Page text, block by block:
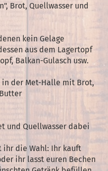
Brot, Quellwasser und
kein Gelage
aus dem Lagertopf
Balkan-Gulasch usw.
in der Met-Halle mit Brot,
und Quellwasser dabei
ihr die Wahl: Ihr kauft
ihr lasst euren Bechen